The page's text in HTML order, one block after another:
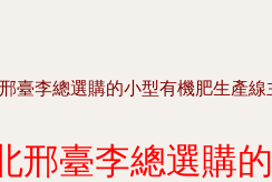
臺李總選購的小型有機肥生產
邢臺李總選購